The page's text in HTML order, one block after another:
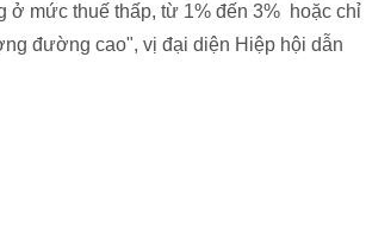
ở mức thuế thấp, từ 1% đến 3% hoặc chỉ
đường cao", vị đại diện Hiệp hội dẫn